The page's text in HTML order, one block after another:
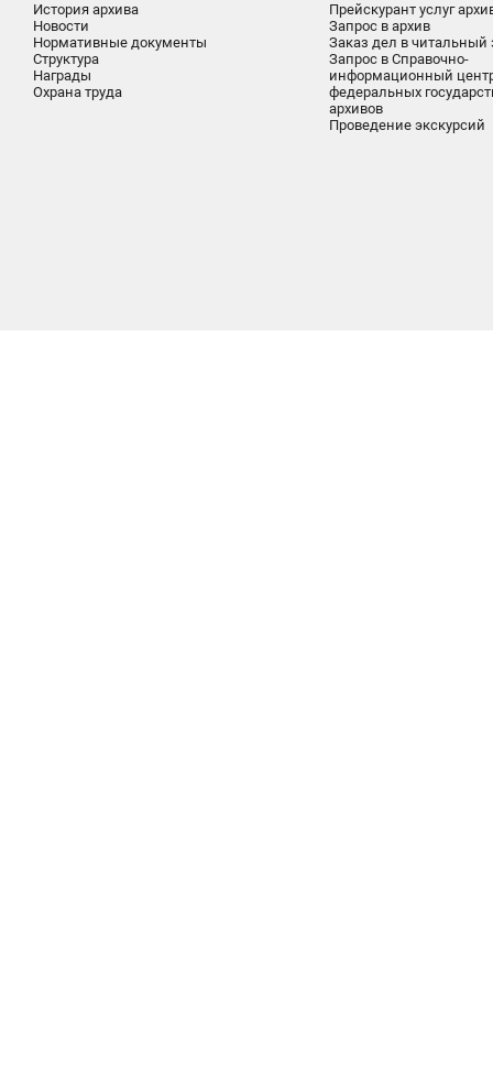
История архива
Новости
Нормативные документы
Структура
Награды
Охрана труда
Прейскурант услуг
Запрос в архив
Заказ дел в читальный
Запрос в Справочно-
информационный
федеральных
архивов
Проведение экскурсий